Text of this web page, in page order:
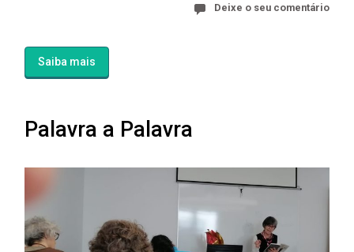
Deixe o seu comentário
Saiba mais
Palavra a Palavra